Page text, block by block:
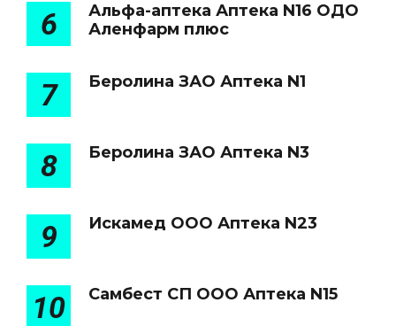
6
Альфа-аптека Аптека N16 ОДО
Аленфарм плюс
7 Беролина ЗАО Аптека N1
8 Беролина ЗАО Аптека N3
9 Искамед ООО Аптека N23
10 Самбест СП ООО Аптека N15